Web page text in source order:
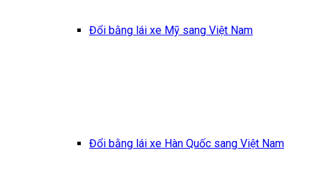
Đổi bằng lái xe Mỹ sang Việt Nam
Đổi bằng lái xe Hàn Quốc sang Việt Nam